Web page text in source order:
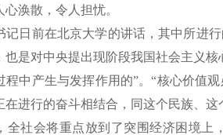
心涣散，令人担忧。
日前在北京大学的讲话，其中所进
也是对中央提出现阶段我国社会主义
程中产生与发挥作用的”。“核心价值
在进行的奋斗相结合，同这个民族、
全社会将重点放到了突围经济困境上